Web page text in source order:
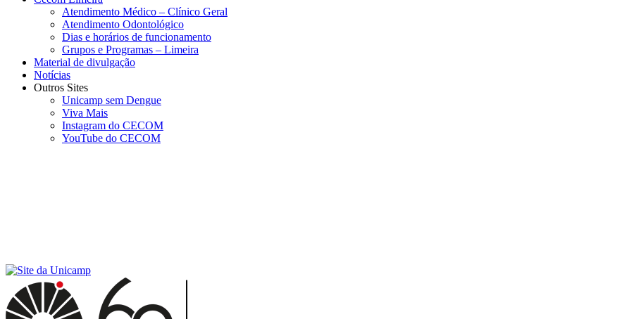
Atendimento Médico – Clínico Geral
Atendimento Odontológico
Dias e horários de funcionamento
Grupos e Programas – Limeira
Material de divulgação
Notícias
Outros Sites
Unicamp sem Dengue
Viva Mais
Instagram do CECOM
YouTube do CECOM